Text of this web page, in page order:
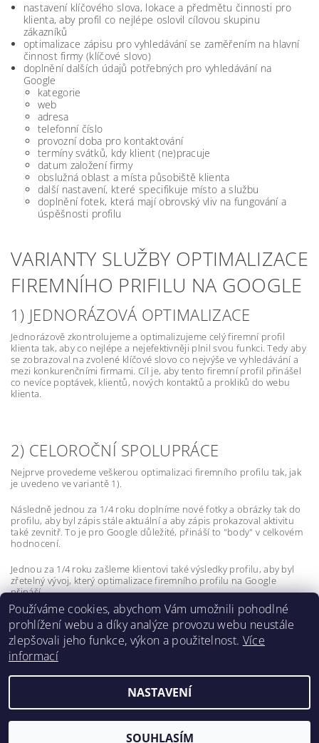
nastavení klíčového slova, lokace a předmětu činnosti pro
klienta, aby profil co nejlépe oslovil cílovou skupinu
zákazníků
optimalizace zápisu pro vyhledávání se zaměřením na hlavní
činnost firmy (klíčové slovo)
doplnění dalších údajů potřebných pro vyhledávání na
Google
kategorie
web
adresa
telefonní číslo
provozní doba pro kontaktování
termíny svátků, kdy klient (ne)pracuje
datum založení firmy
obslužná oblast a místa působiště klienta
další nastavení, které specifikuje místo a službu
doplnění fotek, která mají obrovský vliv na fungování a
úspěšnosti profilu
VARIANTY SLUŽBY OPTIMALIZACE
FIREMNÍHO PRIFILU NA GOOGLE
1) JEDNORÁZOVÁ OPTIMALIZACE
Jednorázově zkontrolujeme a optimalizujeme celý firemní profil
klienta tak, aby co nejlépe a nejefektivněji plnil svou funkci. Tedy aby
se zobrazoval na zvolené klíčové slovo co nejvýše ve vyhledávání a
mezi konkurenčními firmami. Cíl je, aby tento firemní profil přinášel
co nevíce poptávek, klientů, nových kontaktů a prokliků do webu
klienta.
2) CELOROČNÍ SPOLUPRÁCE
Nejprve provedeme veškerou optimalizaci firemního profilu tak, jak
je uvedeno ve variantě 1).
Následně jednou za 1/4 roku doplníme nové fotky a obrázky tak do
profilu, aby byl zápis stále aktuální a aby zápis prokazoval aktivitu
také zevnitř. To je pro Google důležité, přináší to "body" v celkovém
hodnocení.
Jednou za 1/4 roku zašleme klientovi také výsledky profilu, aby byl
zřetelný vývoj, který optimalizace firemního profilu na Google
přináší.
2026 ©X-vision, všechna práva vyhrazena
Vytvořil Shoptet
Používáme cookies, abychom Vám umožnili pohodlné
prohlížení webu a díky analýze provozu webu neustále
zlepšovali jeho funkce, výkon a použitelnost. Více
informací
NASTAVENÍ
SOUHLASÍM